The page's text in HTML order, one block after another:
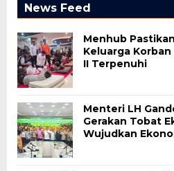
News Feed
Menhub
Keluarga
II Terpenuhi
Menteri LH
Gerakan Tobat
Wujudkan